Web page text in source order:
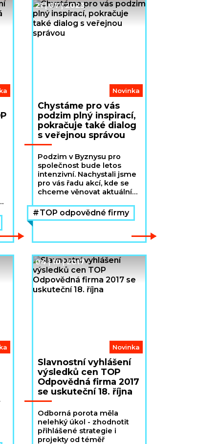
Novinka
Chystáme pro vás
podzim plný inspirací,
pokračuje také dialog
s veřejnou správou
21 | 07 | 2023
Podzim v Byznysu pro
společnost bude letos
intenzivní. Nachystali jsme
pro vás řadu akcí, kde se
chceme věnovat aktuálním
odpovědném a
udržitelném podnikání a
jsme získali skvělé
partnery, kteří, jak věříme,
přenesou řadu příkladů
dobré praxe do našeho
prostředí. Pokračujeme
rovněž v dialogu s veřejnou
TOP odpovědné firmy
Novinka
Slavnostní vyhlášení
výsledků cen TOP
Odpovědná firma 2017
se uskuteční 18. října
04 | 10 | 2017
Odborná porota měla
nelehký úkol - zhodnotit
přihlášené strategie i
projekty od téměř